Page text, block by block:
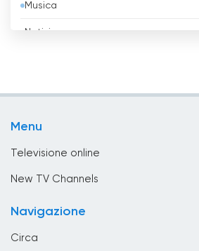
Bhutan
Musica
Notizie
Menu
Televisione online
New TV Channels
Navigazione
Circa